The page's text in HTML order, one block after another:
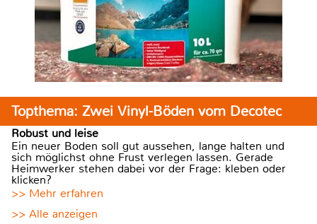
Topthema: Zwei Vinyl-Böden vom Decotec
Robust und leise
Ein neuer Boden soll gut aussehen, lange halten und
sich möglichst ohne Frust verlegen lassen. Gerade
Heimwerker stehen dabei vor der Frage: kleben oder
klicken?
>> Mehr erfahren
>> Alle anzeigen